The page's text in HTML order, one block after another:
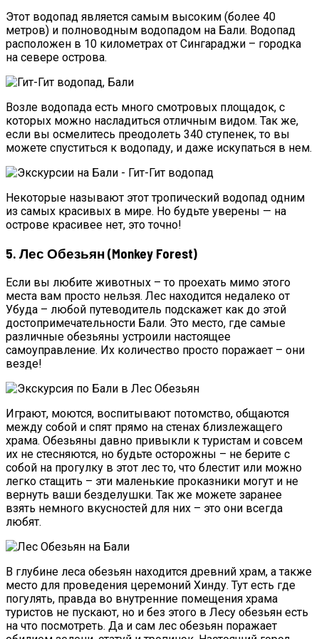
Этот водопад является самым высоким (более 40
метров) и полноводным водопадом на Бали. Водопад
расположен в 10 километрах от Сингараджи – городка
на севере острова.
Возле водопада есть много смотровых площадок, с
которых можно насладиться отличным видом. Так же,
если вы осмелитесь преодолеть 340 ступенек, то вы
можете спуститься к водопаду, и даже искупаться в нем.
Некоторые называют этот тропический водопад одним
из самых красивых в мире. Но будьте уверены — на
острове красивее нет, это точно!
5. Лес Обезьян (Monkey Forest)
Если вы любите животных – то проехать мимо этого
места вам просто нельзя. Лес находится недалеко от
Убуда – любой путеводитель подскажет как до этой
достопримечательности Бали. Это место, где самые
различные обезьяны устроили настоящее
самоуправление. Их количество просто поражает – они
везде!
Играют, моются, воспитывают потомство, общаются
между собой и спят прямо на стенах близлежащего
храма. Обезьяны давно привыкли к туристам и совсем
их не стесняются, но будьте осторожны – не берите с
собой на прогулку в этот лес то, что блестит или можно
легко стащить – эти маленькие проказники могут и не
вернуть ваши безделушки. Так же можете заранее
взять немного вкусностей для них – это они всегда
любят.
В глубине леса обезьян находится древний храм, а также
место для проведения церемоний Хинду. Тут есть где
погулять, правда во внутренние помещения храма
туристов не пускают, но и без этого в Лесу обезьян есть
на что посмотреть. Да и сам лес обезьян поражает